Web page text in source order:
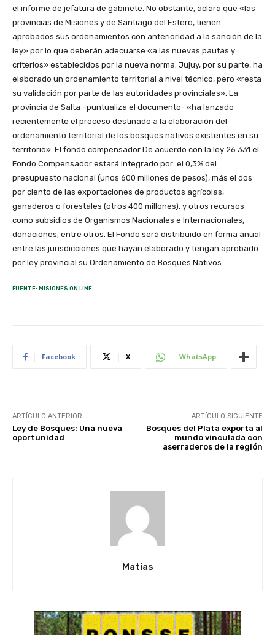
el informe de jefatura de gabinete. No obstante, aclara que «las
provincias de Misiones y de Santiago del Estero, tienen
aprobados sus ordenamientos con anterioridad a la sanción de la
ley» por lo que deberán adecuarse «a las nuevas pautas y
criterios» establecidos por la nueva norma. Jujuy, por su parte, ha
elaborado un ordenamiento territorial a nivel técnico, pero «resta
su validación por parte de las autoridades provinciales». La
provincia de Salta –puntualiza el documento- «ha lanzado
recientemente el proceso destinado a la elaboración del
ordenamiento territorial de los bosques nativos existentes en su
territorio». El fondo compensador De acuerdo con la ley 26.331 el
Fondo Compensador estará integrado por: el 0,3% del
presupuesto nacional (unos 600 millones de pesos), más el dos
por ciento de las exportaciones de productos agrícolas,
ganaderos o forestales (otros 400 millones), y otros recursos
como subsidios de Organismos Nacionales e Internacionales,
donaciones, entre otros. El Fondo será distribuido en forma anual
entre las jurisdicciones que hayan elaborado y tengan aprobado
por ley provincial su Ordenamiento de Bosques Nativos.
FUENTE: MISIONES ON LINE
Facebook X WhatsApp
ARTÍCULO ANTERIOR
Ley de Bosques: Una nueva
oportunidad
ARTÍCULO SIGUIENTE
Bosques del Plata exporta al
mundo vinculada con
aserraderos de la región
Matias